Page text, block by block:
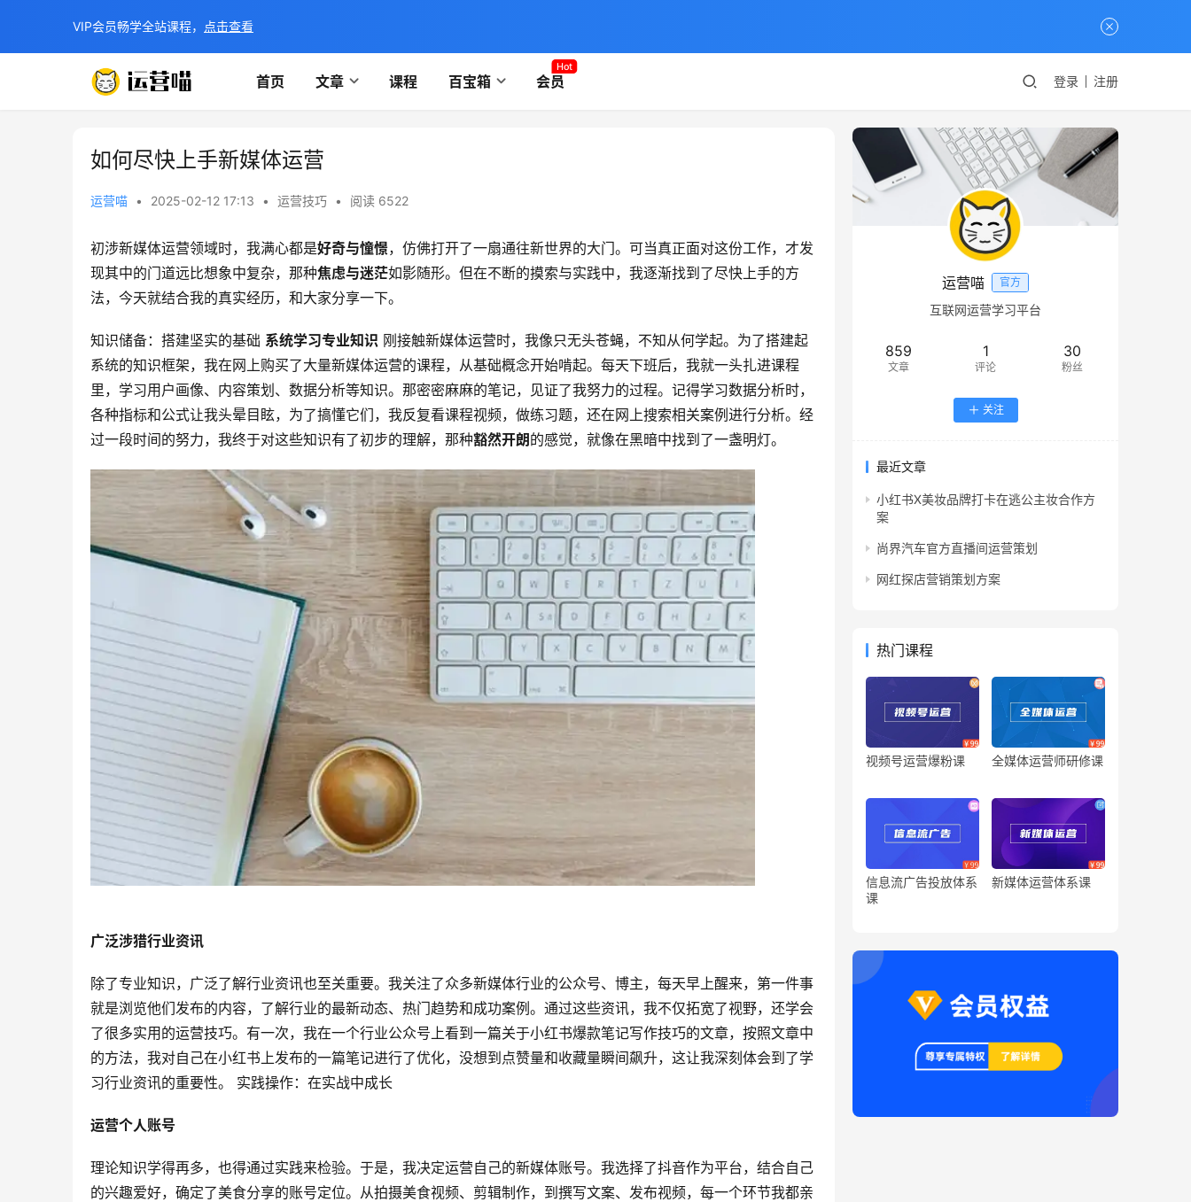
首页 文章 课程 百宝箱 会员
Hot
登录 注册
如何尽快上手新媒体运营
运营喵 • 2025-02-12 17:13 • 运营技巧 • 阅读 6522
初涉新媒体运营领域时，我满心都是好奇与憧憬，仿佛打开了一扇通往新世界的大门。可当真正面对这份工作，才发
现其中的门道远比想象中复杂，那种焦虑与迷茫如影随形。但在不断的摸索与实践中，我逐渐找到了尽快上手的方
法，今天就结合我的真实经历，和大家分享一下。
知识储备：搭建坚实的基础 系统学习专业知识 刚接触新媒体运营时，我像只无头苍蝇，不知从何学起。为了搭建起
系统的知识框架，我在网上购买了大量新媒体运营的课程，从基础概念开始啃起。每天下班后，我就一头扎进课程
里，学习用户画像、内容策划、数据分析等知识。那密密麻麻的笔记，见证了我努力的过程。记得学习数据分析时，
各种指标和公式让我头晕目眩，为了搞懂它们，我反复看课程视频，做练习题，还在网上搜索相关案例进行分析。经
过一段时间的努力，我终于对这些知识有了初步的理解，那种豁然开朗 的感觉，就像在黑暗中找到了一盏明灯。
广泛涉猎行业资讯
除了专业知识，广泛了解行业资讯也至关重要。我关注了众多新媒体行业的公众号、博主，每天早上醒来，第一件事
就是浏览他们发布的内容，了解行业的最新动态、热门趋势和成功案例。通过这些资讯，我不仅拓宽了视野，还学会
了很多实用的运营技巧。有一次，我在一个行业公众号上看到一篇关于小红书爆款笔记写作技巧的文章，按照文章中
的方法，我对自己在小红书上发布的一篇笔记进行了优化，没想到点赞量和收藏量瞬间飙升，这让我深刻体会到了学
习行业资讯的重要性。 实践操作：在实战中成长
运营个人账号
理论知识学得再多，也得通过实践来检验。于是，我决定运营自己的新媒体账号。我选择了抖音作为平台，结合自己
的兴趣爱好，确定了美食分享的账号定位。从拍摄美食视频、剪辑制作，到撰写文案、发布视频，每一个环节我都亲
运营喵 官方
互联网运营学习平台
859
文章
1
评论
30
粉丝
关注
最近文章
小红书X美妆品牌打卡在逃公主妆合作方
案
尚界汽车官方直播间运营策划
网红探店营销策划方案
热门课程
视频号运营爆粉课 全媒体运营师研修课
信息流广告投放体系
课
新媒体运营体系课
VIP会员畅学全站课程， 点击查看